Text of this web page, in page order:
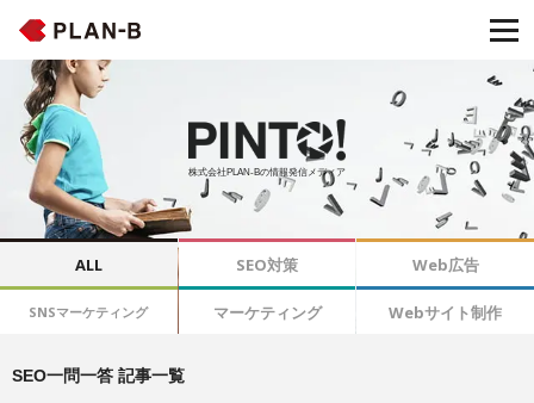
株式会社PLAN-Bの情報発信メディア
ALL SEO対策 Web広告
SNSマーケティング マーケティング Webサイト制作
SEO一問一答 記事一覧